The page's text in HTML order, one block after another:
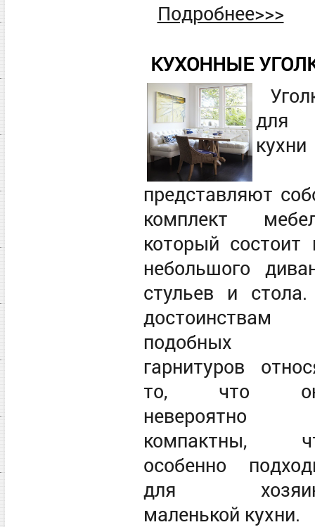
Подробнее>>>
КУХОННЫЕ
для
кухни
представляют
комплект
который состоит
небольшого
стульев и
достоинствам
подобных
гарнитуров
то, что
невероятно
компактны,
особенно
для
маленькой кухни.